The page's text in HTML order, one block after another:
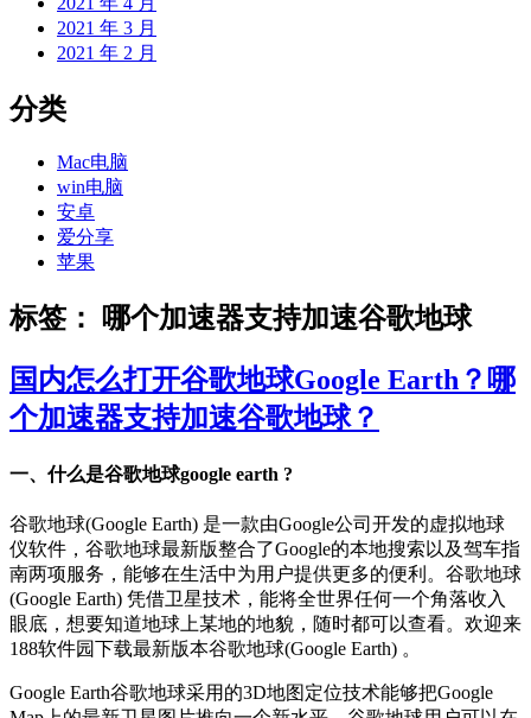
2021 年 3 月
2021 年 2 月
分类
Mac电脑
win电脑
安卓
爱分享
苹果
标签： 哪个加速器支持加速谷歌地球
国内怎么打开谷歌地球Google Earth？哪
个加速器支持加速谷歌地球？
一、什么是谷歌地球google earth ?
谷歌地球(Google Earth) 是一款由Google公司开发的虚拟地球
仪软件，谷歌地球最新版整合了Google的本地搜索以及驾车指
南两项服务，能够在生活中为用户提供更多的便利。谷歌地球
(Google Earth) 凭借卫星技术，能将全世界任何一个角落收入
眼底，想要知道地球上某地的地貌，随时都可以查看。欢迎来
188软件园下载最新版本谷歌地球(Google Earth) 。
Google Earth谷歌地球采用的3D地图定位技术能够把Google